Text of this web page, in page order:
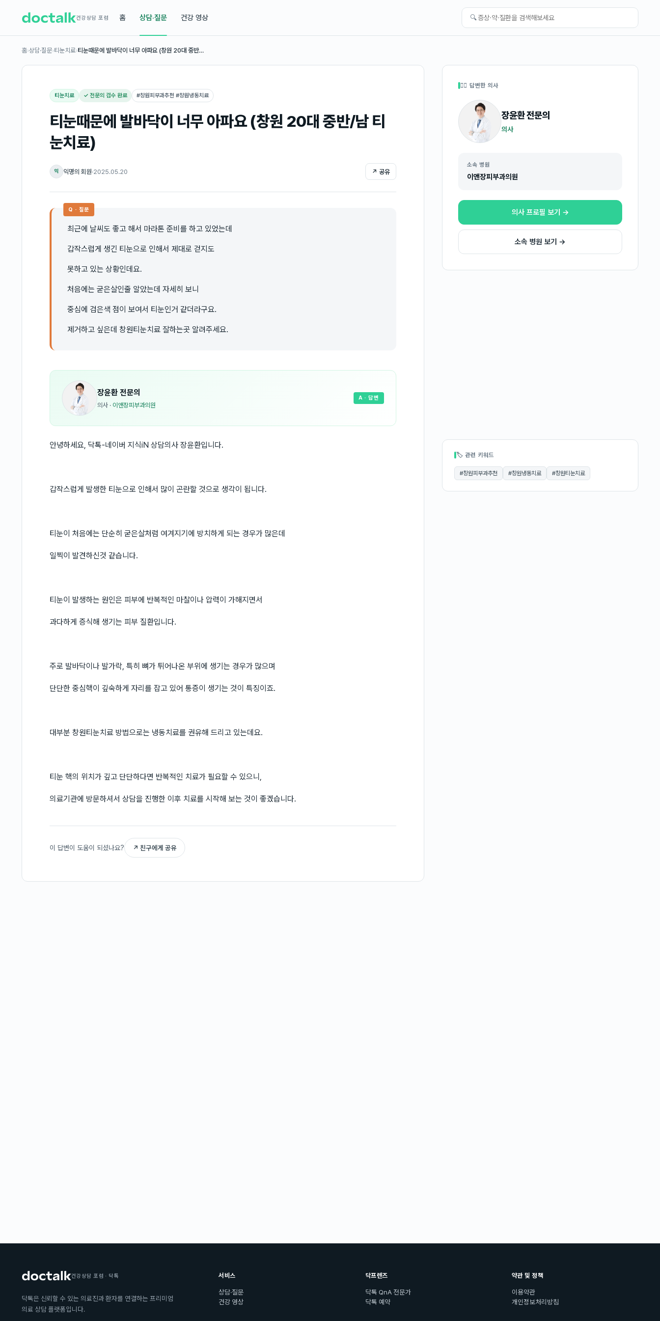
건강상담 포럼 홈 상담·질문 건강 영상 🔍
홈›상담·질문›티눈치료›티눈때문에 발바닥이 너무 아파요 (창원 20대 중반…
티눈치료 ✓ 전문의 검수 완료 #창원피부과추천 #창원냉동치료
티눈때문에 발바닥이 너무 아파요 (창원 20대 중반/남 티
눈치료)
익 익명의 회원·2025.05.20 ↗ 공유
Q · 질문
최근에 날씨도 좋고 해서 마라톤 준비를 하고 있었는데
갑작스럽게 생긴 티눈으로 인해서 제대로 걷지도
못하고 있는 상황인데요.
처음에는 굳은살인줄 알았는데 자세히 보니
중심에 검은색 점이 보여서 티눈인거 같더라구요.
제거하고 싶은데 창원티눈치료 잘하는곳 알려주세요.
장윤환 전문의
의사 · 이앤장피부과의원
A · 답변
안녕하세요, 닥톡-네이버 지식iN 상담의사 장윤환입니다.
갑작스럽게 발생한 티눈으로 인해서 많이 곤란할 것으로 생각이 됩니다.
티눈이 처음에는 단순히 굳은살처럼 여겨지기에 방치하게 되는 경우가 많은데
일찍이 발견하신것 같습니다.
티눈이 발생하는 원인은 피부에 반복적인 마찰이나 압력이 가해지면서
과다하게 증식해 생기는 피부 질환입니다.
주로 발바닥이나 발가락, 특히 뼈가 튀어나온 부위에 생기는 경우가 많으며
단단한 중심핵이 깊숙하게 자리를 잡고 있어 통증이 생기는 것이 특징이죠.
대부분 창원티눈치료 방법으로는 냉동치료를 권유해 드리고 있는데요.
티눈 핵의 위치가 깊고 단단하다면 반복적인 치료가 필요할 수 있으니,
의료기관에 방문하셔서 상담을 진행한 이후 치료를 시작해 보는 것이 좋겠습니다.
이 답변이 도움이 되셨나요? ↗ 친구에게 공유
👩‍⚕️ 답변한 의사
장윤환전문의
의사
소속 병원
이앤장피부과의원
의사 프로필 보기 →
소속 병원 보기 →
🏷 관련 키워드
#창원피부과추천 #창원냉동치료 #창원티눈치료
건강상담 포럼 · 닥톡
닥톡은 신뢰할 수 있는 의료진과 환자를 연결하는 프리미엄
의료 상담 플랫폼입니다.
서비스
상담·질문
건강 영상
닥프렌즈
닥톡 QnA 전문가
닥톡 예약
약관 및 정책
이용약관
개인정보처리방침